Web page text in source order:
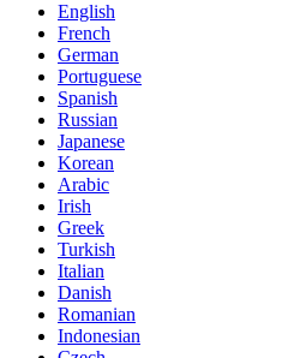
English
French
German
Portuguese
Spanish
Russian
Japanese
Korean
Arabic
Irish
Greek
Turkish
Italian
Danish
Romanian
Indonesian